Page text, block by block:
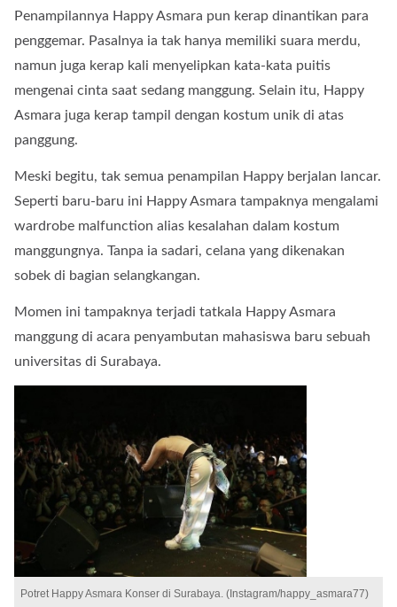
Penampilannya Happy Asmara pun kerap dinantikan para
penggemar. Pasalnya ia tak hanya memiliki suara merdu,
namun juga kerap kali menyelipkan kata-kata puitis
mengenai cinta saat sedang manggung. Selain itu, Happy
Asmara juga kerap tampil dengan kostum unik di atas
panggung.
Meski begitu, tak semua penampilan Happy berjalan lancar.
Seperti baru-baru ini Happy Asmara tampaknya mengalami
wardrobe malfunction alias kesalahan dalam kostum
manggungnya. Tanpa ia sadari, celana yang dikenakan
sobek di bagian selangkangan.
Momen ini tampaknya terjadi tatkala Happy Asmara
manggung di acara penyambutan mahasiswa baru sebuah
universitas di Surabaya.
Potret Happy Asmara Konser di Surabaya. (Instagram/happy_asmara77)